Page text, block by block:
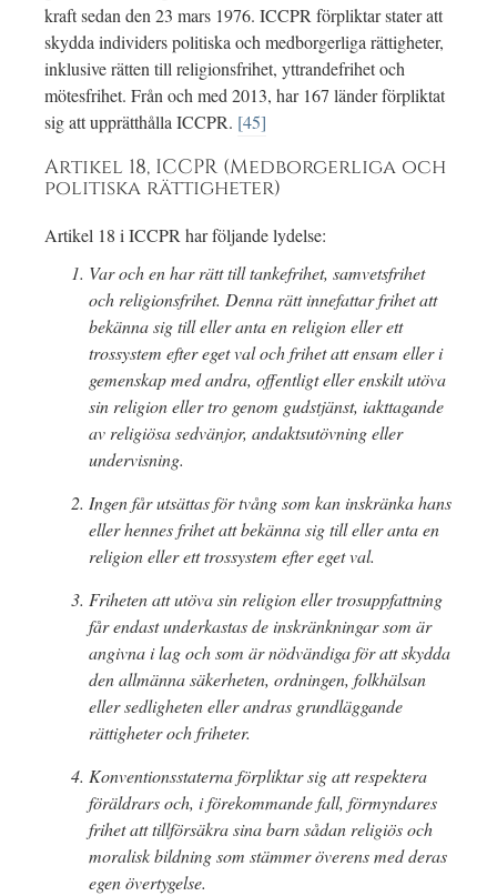
kraft sedan den 23 mars 1976. ICCPR förpliktar stater att
skydda individers politiska och medborgerliga rättigheter,
inklusive rätten till religionsfrihet, yttrandefrihet och
mötesfrihet. Från och med 2013, har 167 länder förpliktat
sig att upprätthålla ICCPR. [45]
Artikel 18, ICCPR (Medborgerliga och
politiska rättigheter)
Artikel 18 i ICCPR har följande lydelse:
Var och en har rätt till tankefrihet, samvetsfrihet
och religionsfrihet. Denna rätt innefattar frihet att
bekänna sig till eller anta en religion eller ett
trossystem efter eget val och frihet att ensam eller i
gemenskap med andra, offentligt eller enskilt utöva
sin religion eller tro genom gudstjänst, iakttagande
av religiösa sedvänjor, andaktsutövning eller
undervisning.
Ingen får utsättas för tvång som kan inskränka hans
eller hennes frihet att bekänna sig till eller anta en
religion eller ett trossystem efter eget val.
Friheten att utöva sin religion eller trosuppfattning
får endast underkastas de inskränkningar som är
angivna i lag och som är nödvändiga för att skydda
den allmänna säkerheten, ordningen, folkhälsan
eller sedligheten eller andras grundläggande
rättigheter och friheter.
Konventionsstaterna förpliktar sig att respektera
föräldrars och, i förekommande fall, förmyndares
frihet att tillförsäkra sina barn sådan religiös och
moralisk bildning som stämmer överens med deras
egen övertygelse.